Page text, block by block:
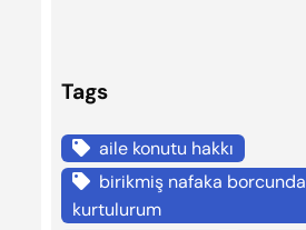
Tags
aile konutu hakkı
birikmiş nafaka
kurtulurum